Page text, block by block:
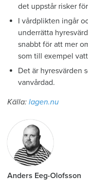
det uppstår risker
I vårdplikten ingår
underrätta
snabbt för att mer
som till exempel
Det är hyresvärden
vanvårdad.
Källa: lagen.nu
Anders Eeg-Olofsson